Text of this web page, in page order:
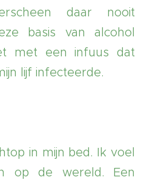
daar nooit
basis van alcohol
met een infuus dat
lijf infecteerde.
in mijn bed. Ik voel
op de wereld. Een